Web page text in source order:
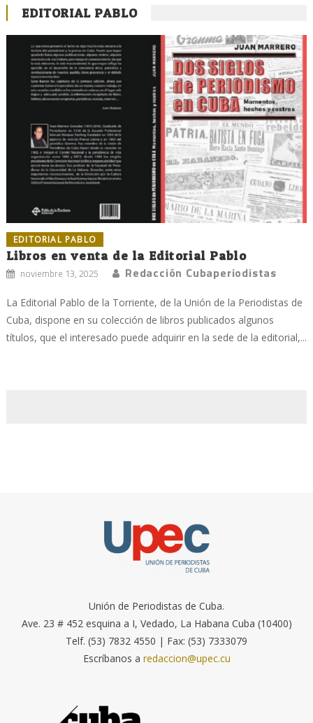
EDITORIAL PABLO
EDITORIAL PABLO
Libros en venta de la Editorial Pablo
noviembre 13, 2025 Redacción Cubaperiodistas
La Editorial Pablo de la Torriente, de la Unión de la Periodistas de
Cuba, dispone en su colección de libros publicados algunos
títulos, que el interesado puede adquirir en la sede de la editorial,...
Unión de Periodistas de Cuba.
Ave. 23 # 452 esquina a I, Vedado, La Habana Cuba (10400)
Telf. (53) 7832 4550 | Fax: (53) 7333079
Escríbanos a redaccion@upec.cu